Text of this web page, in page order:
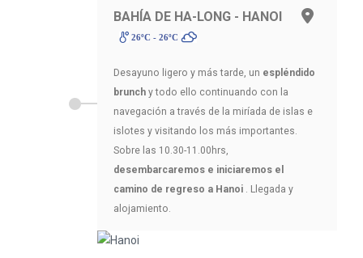
BAHÍA DE HA-LONG - HANOI
26ºC - 26ºC
Desayuno ligero y más tarde, un espléndido
brunch y todo ello continuando con la
navegación a través de la miríada de islas e
islotes y visitando los más importantes.
Sobre las 10.30-11.00hrs,
desembarcaremos e iniciaremos el
camino de regreso a Hanoi . Llegada y
alojamiento.